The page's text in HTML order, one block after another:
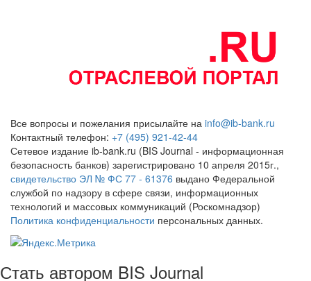
Все вопросы и пожелания присылайте на info@ib-bank.ru
Контактный телефон: +7 (495) 921-42-44
Сетевое издание ib-bank.ru (BIS Journal - информационная
безопасность банков) зарегистрировано 10 апреля 2015г.,
свидетельство ЭЛ № ФС 77 - 61376 выдано Федеральной
службой по надзору в сфере связи, информационных
технологий и массовых коммуникаций (Роскомнадзор)
Политика конфиденциальности персональных данных.
Стать автором BIS Journal